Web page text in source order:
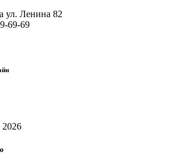
ул. Ленина 82
69-69